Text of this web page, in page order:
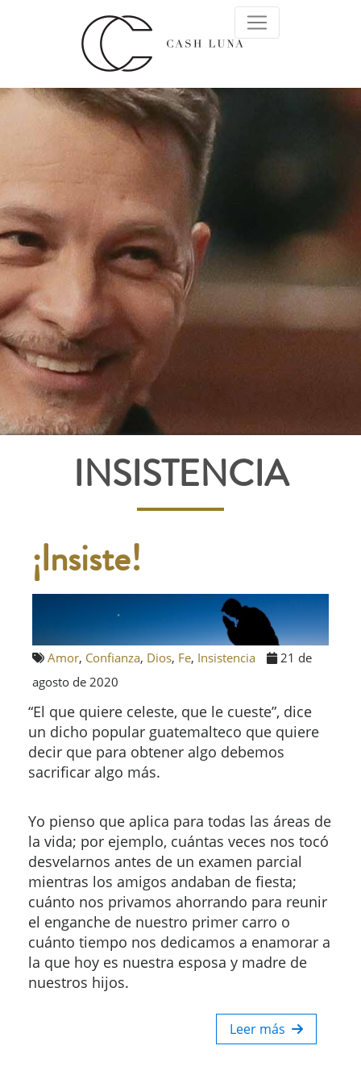
INSISTENCIA
¡Insiste!
Amor, Confianza, Dios, Fe, Insistencia
21 de
agosto de 2020
“El que quiere celeste, que le cueste”, dice
un dicho popular guatemalteco que quiere
decir que para obtener algo debemos
sacrificar algo más.
Yo pienso que aplica para todas las áreas de
la vida; por ejemplo, cuántas veces nos tocó
desvelarnos antes de un examen parcial
mientras los amigos andaban de fiesta;
cuánto nos privamos ahorrando para reunir
el enganche de nuestro primer carro o
cuánto tiempo nos dedicamos a enamorar a
la que hoy es nuestra esposa y madre de
nuestros hijos.
Leer más